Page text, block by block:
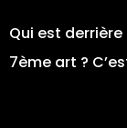
Qui est
7ème art ?